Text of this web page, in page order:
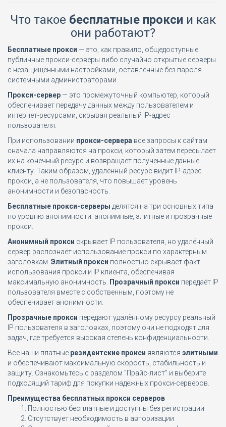
Что такое бесплатные прокси и как
они работают?
Бесплатные прокси — это, как правило, общедоступные
публичные прокси-серверы либо случайно открытые серверы
с незащищёнными настройками, оставленные без пароля
системными администраторами.
Прокси-сервер — это промежуточный компьютер, который
обеспечивает передачу данных между пользователем и
интернет-ресурсами, скрывая реальный IP-адрес
пользователя.
При использовании прокси-сервера все запросы к сайтам
сначала направляются на прокси, который затем пересылает
их на конечный ресурс и возвращает полученные данные
клиенту. Таким образом, удалённый ресурс видит IP-адрес
прокси, а не пользователя, что повышает уровень
анонимности и безопасность.
Бесплатные прокси-серверы делятся на три основных типа
по уровню анонимности: анонимные, элитные и прозрачные
прокси.
Анонимный прокси скрывает IP пользователя, но удалённый
сервер распознаёт использование прокси по характерным
заголовкам. Элитный прокси полностью скрывает факт
использования прокси и IP клиента, обеспечивая
максимальную анонимность.
Прозрачный прокси передаёт IP
пользователя вместе с собственным, поэтому не
обеспечивает анонимности.
Прозрачные прокси передают удалённому ресурсу реальный
IP пользователя в заголовках, поэтому они не подходят для
задач, где требуется высокая степень конфиденциальности.
Все наши платные резидентские прокси являются элитными
и обеспечивают максимальную скорость, стабильность и
защиту. Ознакомьтесь с разделом "Прайс-лист" и выберите
подходящий тариф для покупки надежных прокси-серверов.
Преимущества бесплатных прокси серверов
Полностью бесплатные и доступны без регистрации
Отсутствует необходимость в авторизации